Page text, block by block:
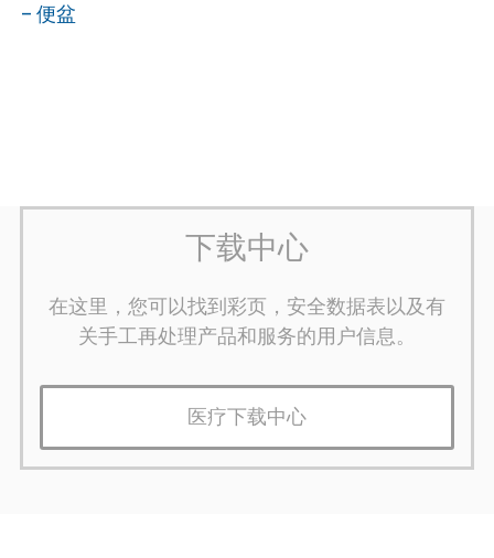
便盆
下载中心
在这里，您可以找到彩页，安全数据表以及有
关手工再处理产品和服务的用户信息。
医疗下载中心